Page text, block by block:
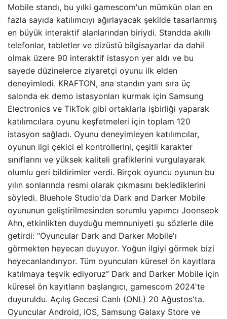
Mobile standı, bu yılki gamescom'un mümkün olan en
fazla sayıda katılımcıyı ağırlayacak şekilde tasarlanmış
en büyük interaktif alanlarından biriydi. Standda akıllı
telefonlar, tabletler ve dizüstü bilgisayarlar da dahil
olmak üzere 90 interaktif istasyon yer aldı ve bu
sayede düzinelerce ziyaretçi oyunu ilk elden
deneyimledi. KRAFTON, ana standın yanı sıra üç
salonda ek demo istasyonları kurmak için Samsung
Electronics ve TikTok gibi ortaklarla işbirliği yaparak
katılımcılara oyunu keşfetmeleri için toplam 120
istasyon sağladı. Oyunu deneyimleyen katılımcılar,
oyunun ilgi çekici el kontrollerini, çeşitli karakter
sınıflarını ve yüksek kaliteli grafiklerini vurgulayarak
olumlu geri bildirimler verdi. Birçok oyuncu oyunun bu
yılın sonlarında resmi olarak çıkmasını beklediklerini
söyledi. Bluehole Studio'da Dark and Darker Mobile
oyununun geliştirilmesinden sorumlu yapımcı Joonseok
Ahn, etkinlikten duyduğu memnuniyeti şu sözlerle dile
getirdi: “Oyuncular Dark and Darker Mobile'ı
görmekten heyecan duyuyor. Yoğun ilgiyi görmek bizi
heyecanlandırıyor. Tüm oyuncuları küresel ön kayıtlara
katılmaya teşvik ediyoruz” Dark and Darker Mobile için
küresel ön kayıtların başlangıcı, gamescom 2024'te
duyuruldu. Açılış Gecesi Canlı (ONL) 20 Ağustos'ta.
Oyuncular Android, iOS, Samsung Galaxy Store ve